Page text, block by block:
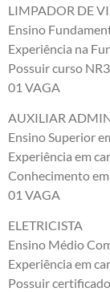
LIMPADOR DE
Ensino
Experiência na
Possuir curso
01 VAGA
AUXILIAR
Ensino Superior
Experiência em
Conhecimento
01 VAGA
ELETRICISTA
Ensino Médio
Experiência em
Possuir